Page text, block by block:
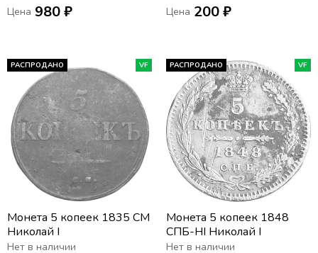
Цена 980 ₽
Цена 200 ₽
РАСПРОДАНО VF
Монета 5 копеек 1835 СМ
Николай I
Нет в наличии
РАСПРОДАНО VF
Монета 5 копеек 1848
СПБ-НI Николай I
Нет в наличии